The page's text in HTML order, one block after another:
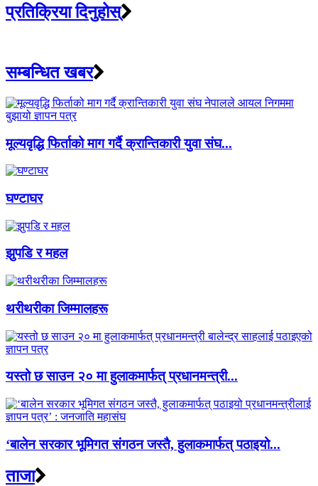
प्रतिक्रिया दिनुहोस्
सम्बन्धित खबर
मूल्यवृद्धि फिर्ताको माग गर्दै क्रान्तिकारी युवा संघ...
घण्टाघर
झुपडि र महल
थरीथरीका जिम्मालहरू
यस्तो छ साउन २० मा हुलाकमार्फत् प्रधानमन्त्री...
‘बालेन सरकार भूमिगत संगठन जस्तै, हुलाकमार्फत् पठाइयो...
ताजा